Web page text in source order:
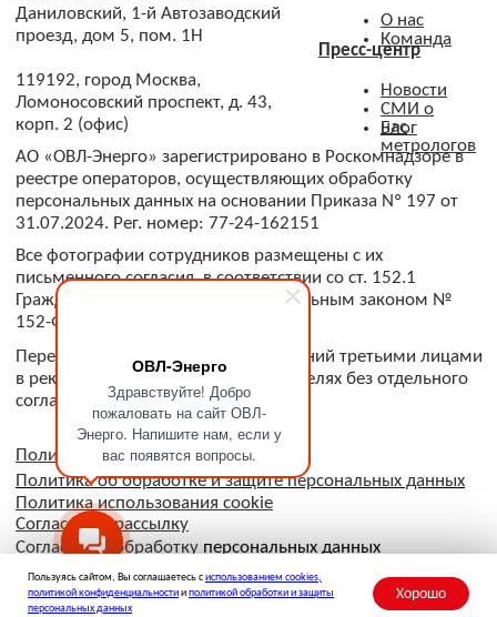
ОВЛ-Энерго
Здравствуйте! Добро
пожаловать на сайт ОВЛ-
Энерго. Напишите нам, если у
вас появятся вопросы.
Пользуясь сайтом, Вы соглашаетесь сиспользованием cookies,
политикой конфиденциальностииполитикой обработки и защиты
персональных данных
Хорошо